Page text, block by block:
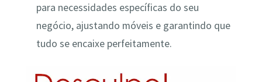
para necessidades específicas do seu
negócio, ajustando móveis e garantindo que
tudo se encaixe perfeitamente.